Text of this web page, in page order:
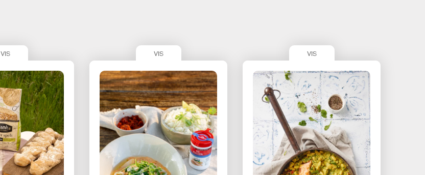
VIS VIS VIS